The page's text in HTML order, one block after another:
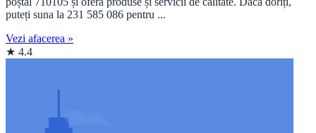
puteți suna la 231 585 086 pentru ...
Vezi afacerea »
★ 4.4